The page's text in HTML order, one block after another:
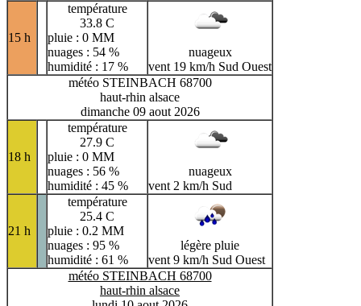
15 h
température
33.8 C
pluie : 0 MM
nuages : 54 %
humidité : 17 %
nuageux
vent 19 km/h Sud Ouest
météo STEINBACH 68700
haut-rhin alsace
dimanche 09 aout 2026
18 h
température
27.9 C
pluie : 0 MM
nuages : 56 %
humidité : 45 %
nuageux
vent 2 km/h Sud
21 h
température
25.4 C
pluie : 0.2 MM
nuages : 95 %
humidité : 61 %
légère pluie
vent 9 km/h Sud Ouest
météo STEINBACH 68700
haut-rhin alsace